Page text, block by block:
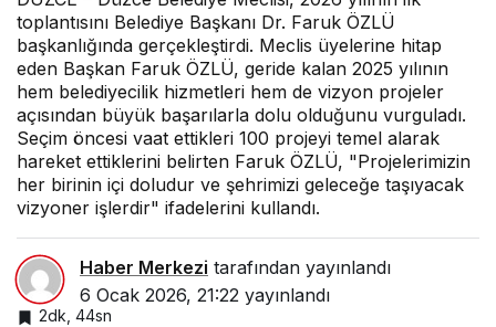
toplantısını Belediye Başkanı Dr. Faruk ÖZLÜ
başkanlığında gerçekleştirdi. Meclis üyelerine hitap
eden Başkan Faruk ÖZLÜ, geride kalan 2025 yılının
hem belediyecilik hizmetleri hem de vizyon projeler
açısından büyük başarılarla dolu olduğunu vurguladı.
Seçim öncesi vaat ettikleri 100 projeyi temel alarak
hareket ettiklerini belirten Faruk ÖZLÜ, "Projelerimizin
her birinin içi doludur ve şehrimizi geleceğe taşıyacak
vizyoner işlerdir" ifadelerini kullandı.
Haber Merkezi tarafından yayınlandı
6 Ocak 2026, 21:22 yayınlandı
2dk, 44sn